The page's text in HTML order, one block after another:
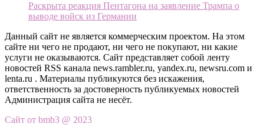
Раскрыта реакция Пентагона на заявление Трампа о
выводе войск из Германии
Данный сайт не является коммерческим проектом. На этом
сайте ни чего не продают, ни чего не покупают, ни какие
услуги не оказываются. Сайт представляет собой ленту
новостей RSS канала news.rambler.ru, yandex.ru, newsru.com и
lenta.ru . Материалы публикуются без искажения,
ответственность за достоверность публикуемых новостей
Администрация сайта не несёт.
Сайт от bmb3 @ 2023